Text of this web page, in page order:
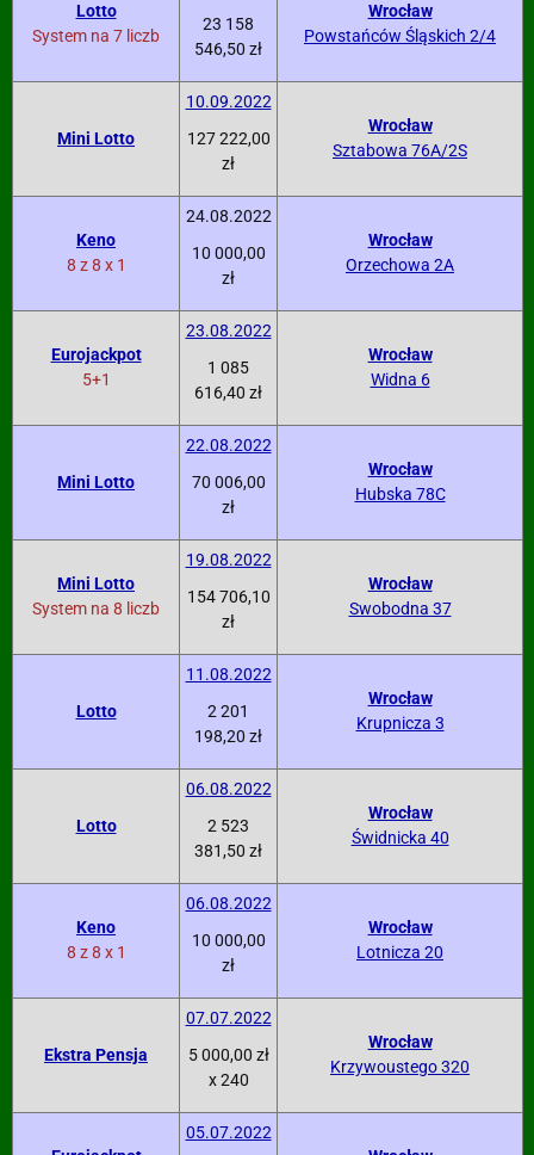
Lotto
System na 7 liczb
23 158
546,50 zł
Wrocław
Powstańców Śląskich 2/4
Mini Lotto
10.09.2022
127 222,00
zł
Wrocław
Sztabowa 76A/2S
Keno
8 z 8 x 1
24.08.2022
10 000,00
zł
Wrocław
Orzechowa 2A
Eurojackpot
5+1
23.08.2022
1 085
616,40 zł
Wrocław
Widna 6
Mini Lotto
22.08.2022
70 006,00
zł
Wrocław
Hubska 78C
Mini Lotto
System na 8 liczb
19.08.2022
154 706,10
zł
Wrocław
Swobodna 37
Lotto
11.08.2022
2 201
198,20 zł
Wrocław
Krupnicza 3
Lotto
06.08.2022
2 523
381,50 zł
Wrocław
Świdnicka 40
Keno
8 z 8 x 1
06.08.2022
10 000,00
zł
Wrocław
Lotnicza 20
Ekstra Pensja
07.07.2022
5 000,00 zł
x 240
Wrocław
Krzywoustego 320
05.07.2022